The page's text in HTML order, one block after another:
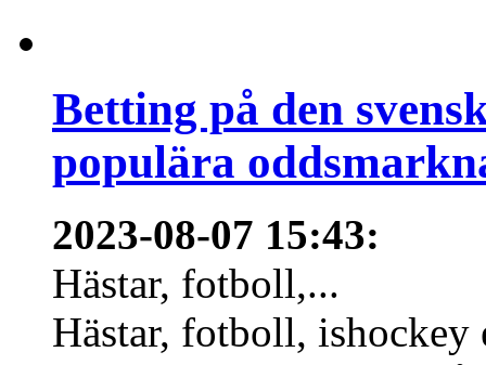
Betting på den
populära
2023-08-07 15:43:
Hästar, fotboll,...
Hästar, fotboll,